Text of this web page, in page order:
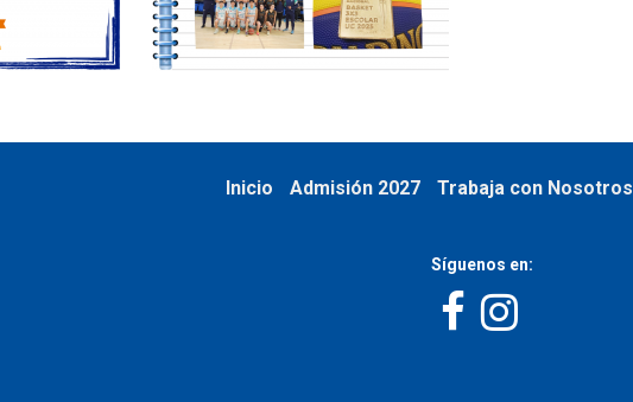
Inicio Admisión 2027 Trabaja con Nosotros
Síguenos en: